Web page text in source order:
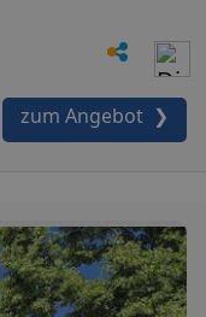
zum Angebot ❯